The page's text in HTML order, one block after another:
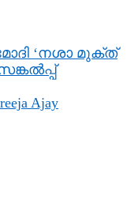
‘നശാ മുക്ത്
Ajay